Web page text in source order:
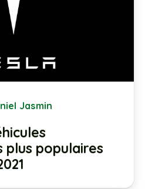
Jasmin
plus populaires